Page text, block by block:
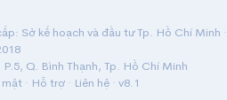
Sở kế hoạch và đầu tư Tp. Hồ Chí Minh ·
Q. Bình Thạnh, Tp. Hồ Chí Minh
mật· Hỗ trợ· Liên hệ· v8.1